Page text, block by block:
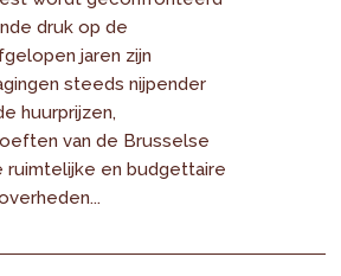
druk op de
jaren zijn
steeds nijpender
huurprijzen,
van de Brusselse
ruimtelijke en budgettaire